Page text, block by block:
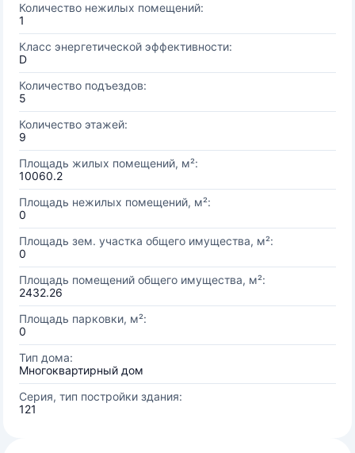
Количество нежилых помещений:
1
Класс энергетической эффективности:
D
Количество подъездов:
5
Количество этажей:
9
Площадь жилых помещений, м²:
10060.2
Площадь нежилых помещений, м²:
0
Площадь зем. участка общего имущества, м²:
0
Площадь помещений общего имущества, м²:
2432.26
Площадь парковки, м²:
0
Тип дома:
Многоквартирный дом
Серия, тип постройки здания:
121